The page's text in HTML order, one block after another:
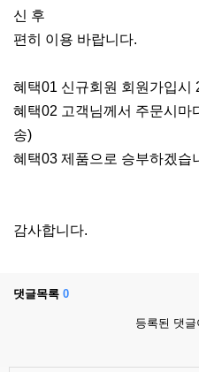
신 후
편히 이용 바랍니다.
혜택01 신규회원 회원가입시
혜택02 고객님께서 주문시마
송)
혜택03 제품으로 승부하겠습
감사합니다.
댓글목록 0
등록된 댓